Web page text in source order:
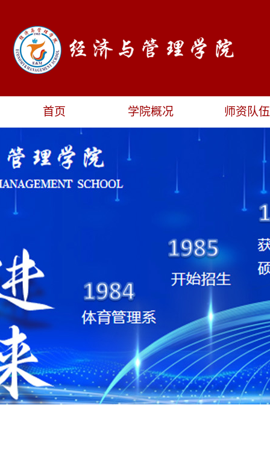
首页 学院概况 师资队伍